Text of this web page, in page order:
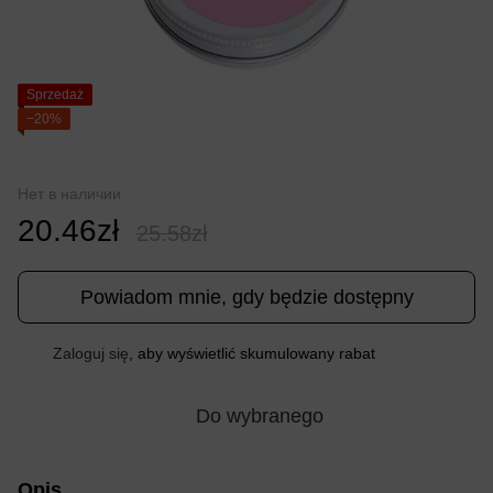
Sprzedaż
−20%
Нет в наличии
20.46zł 25.58zł
Powiadom mnie, gdy będzie dostępny
Zaloguj się , aby wyświetlić skumulowany rabat
Do wybranego